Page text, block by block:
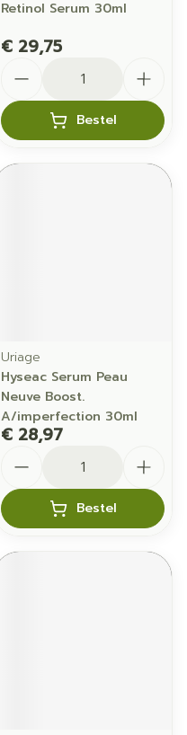
Retinol Serum 30ml
€ 29,75
Bestel
Uriage
Hyseac Serum Peau
Neuve Boost.
A/imperfection 30ml
€ 28,97
Bestel